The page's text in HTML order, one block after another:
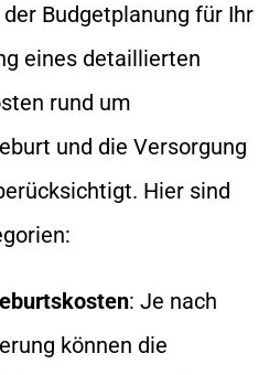
Budgetplanung für Ihr
eines detaillierten
rund um
und die Versorgung
Hier sind
: Je nach
können die